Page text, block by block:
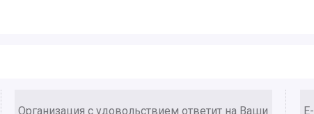
Организация с удовольствием ответит на Ваши